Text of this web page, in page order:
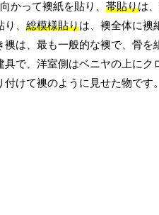
かって襖紙を貼り、 帯貼りは
、 総模様貼りは、襖全体に襖
は、最も一般的な襖で、骨を
で、洋室側はベニヤの上にク
けて襖のように見せた物です。